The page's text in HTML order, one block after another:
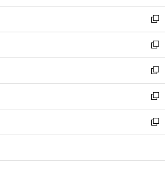
開
く
ウ
で
開
く
ン
ド
ウ
で
開
く
ウ
ィ
ン
ド
ウ
で
開
く
新
し
い
ウ
ィ
ン
ド
ウ
で
開
新
し
い
ウ
ィ
ン
ド
ウ
開
新
し
い
ウ
ィ
ン
ウ
新
し
い
ウ
ン
新
し
ウ